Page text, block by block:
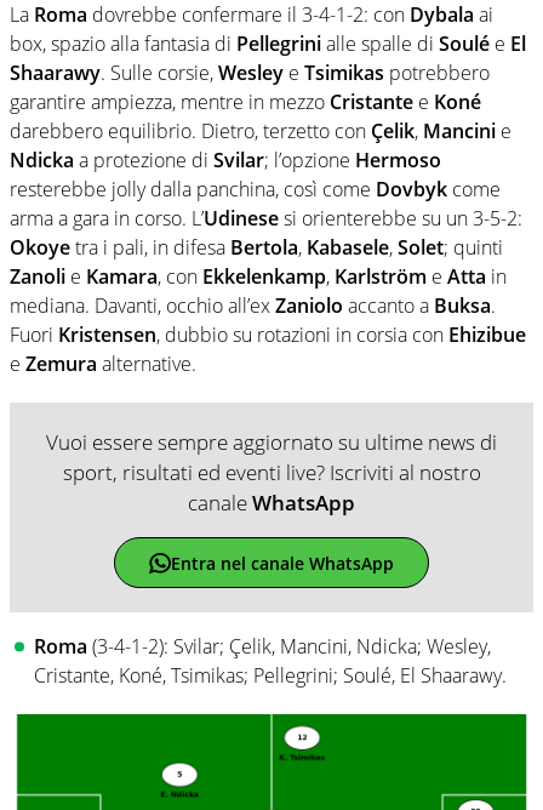
La Roma dovrebbe confermare il 3-4-1-2: con Dybala ai
box, spazio alla fantasia di Pellegrinialle spalle di Soulé e El
Shaarawy. Sulle corsie,Wesley e Tsimikas potrebbero
garantire ampiezza, mentre in mezzo Cristante e Koné
darebbero equilibrio. Dietro, terzetto con Çelik, Mancini e
Ndicka a protezione di Svilar; l’opzione Hermoso
resterebbe jolly dalla panchina, così come Dovbyk come
arma a gara in corso. L’Udinesesi orienterebbe su un 3-5-2:
Okoyetra i pali, in difesa Bertola, Kabasele,Solet; quinti
Zanoli e Kamara, con Ekkelenkamp, Karlström e Atta in
mediana. Davanti, occhio all’exZaniolo accanto a Buksa.
Fuori Kristensen, dubbio su rotazioni in corsia con Ehizibue
e Zemura alternative.
Vuoi essere sempre aggiornato su ultime news di
sport, risultati ed eventi live? Iscriviti al nostro
canaleWhatsApp
Entra nel canale WhatsApp
Roma (3-4-1-2): Svilar; Çelik, Mancini, Ndicka; Wesley,
Cristante, Koné, Tsimikas; Pellegrini; Soulé, El Shaarawy.